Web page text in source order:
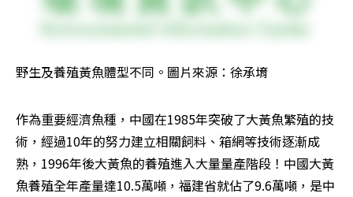
野生及養殖黃魚體型不同。圖片來源：徐承堉
作為重要經濟魚種，中國在1985年突破了大黃魚繁殖的技
術，經過10年的努力建立相關飼料、箱網等技術逐漸成
熟，1996年後大黃魚的養殖進入大量量產階段！中國大黃
魚養殖全年產量達10.5萬噸，福建省就佔了9.6萬噸，是中